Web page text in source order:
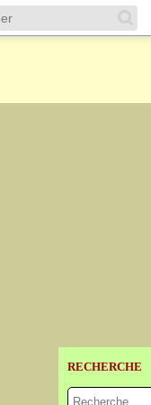
RECHERCHE